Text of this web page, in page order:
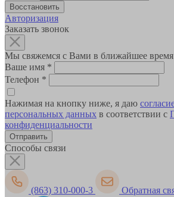
Авторизация
Заказать звонок
Мы свяжемся с Вами в ближайшее время
Ваше имя *
Телефон *
Нажимая на кнопку ниже, я даю
персональных данных в соответствии с
конфиденциальности
Способы связи
(863) 310-000-3 Обратная